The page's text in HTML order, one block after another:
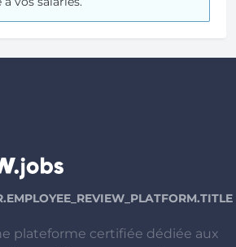
plateforme certifiée dédiée aux